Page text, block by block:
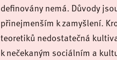
definovány nemá. Důvody
přinejmenším k zamyšlení.
teoretiků nedostatečná
k nečekaným sociálním a